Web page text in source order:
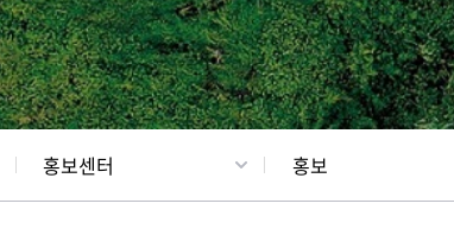
홍보센터 홍보